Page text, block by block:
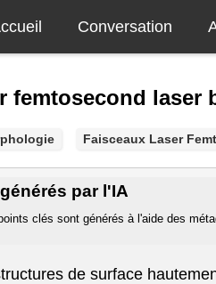
Conversation
laser
Faisceaux Laser
par l'IA
clés sont générés à l'aide des
de surface